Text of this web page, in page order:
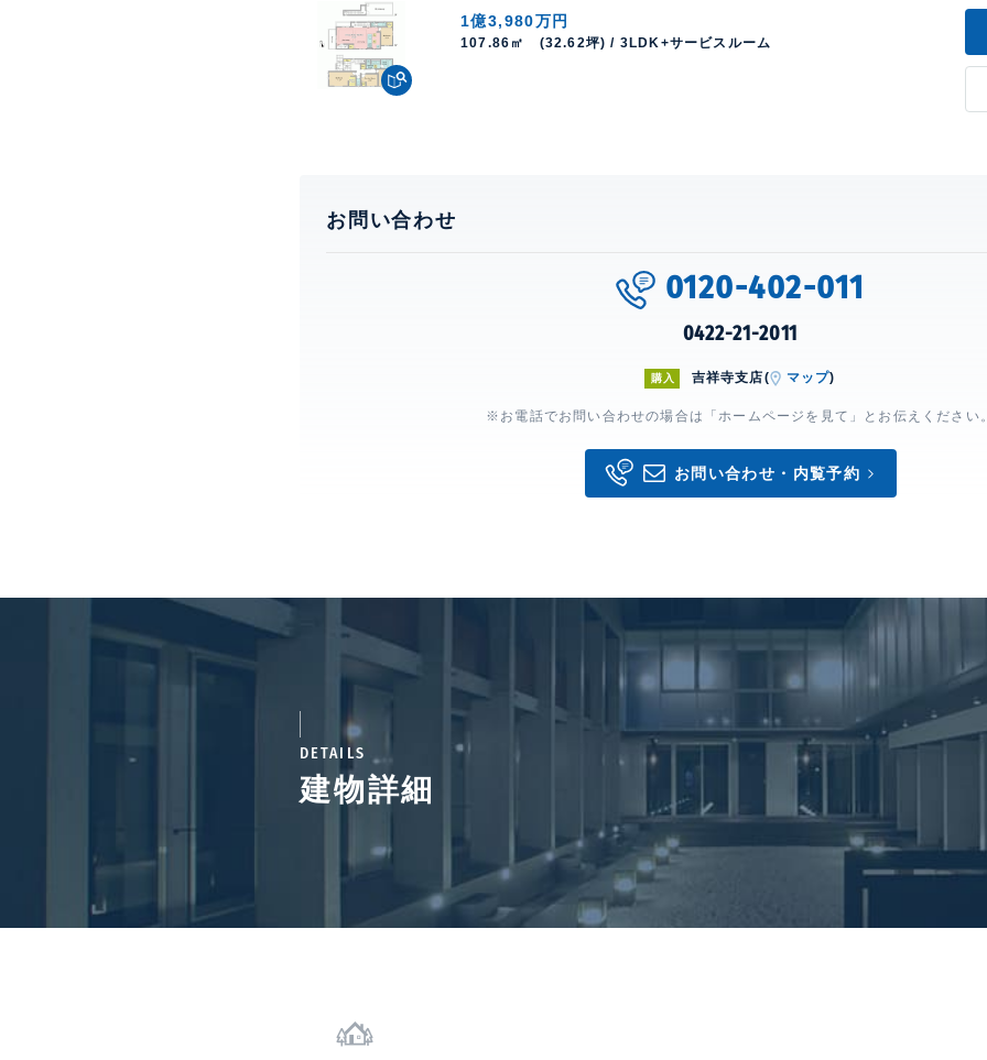
1億3,980万円
107.86㎡ (32.62坪) / 3LDK+サービスルーム
お問い合わせ
0120-402-011
0422-21-2011
購入 吉祥寺支店( マップ)
※お電話でお問い合わせの場合は「ホームページを見て」とお伝えください
お問い合わせ・内覧予約
DETAILS
建物詳細